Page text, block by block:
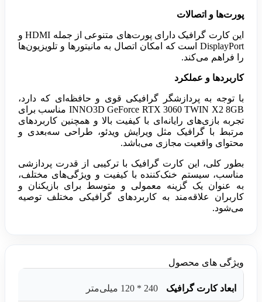
پورت‌ها و اتصالات
این کارت گرافیک دارای پورت‌های متنوعی از جمله HDMI و
DisplayPort است که امکان اتصال به مانیتورها و تلویزیون‌ها
را فراهم می‌کند.
کاربردها و عملکرد
با توجه به پردازشگر گرافیکی قوی و حافظه‌ای که دارد،
INNO3D GeForce RTX 3060 TWIN X2 8GB مناسب برای
تجربه بازی‌های رایانه‌ای با کیفیت بالا و همچنین کاربردهای
مرتبط با گرافیک مثل ویرایش ویدئو، طراحی سه‌بعدی و
محتوای واقعیت مجازی می‌باشد.
بطور کلی، این کارت گرافیک با ترکیبی از قدرت پردازشی
مناسب، سیستم خنک‌کننده با کیفیت و ویژگی‌های مختلف،
به عنوان یک گزینه معمولی و متوسط برای بازیکنان و
کاربران علاقه‌مند به کاربردهای گرافیکی مختلف توصیه
می‌شود.
ویژگی های محصول
ابعاد کارت گرافیک 240 * 120 میلی‌متر